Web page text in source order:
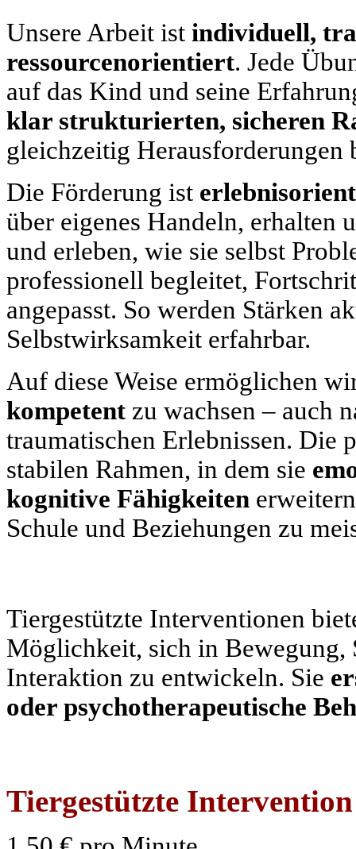
Unsere Arbeit ist individuell,
ressourcenorientiert. Jede
auf das Kind und seine
klar strukturierten, sicheren
gleichzeitig Herausforderungen
Die Förderung ist
über eigenes Handeln, erhalten
und erleben, wie sie selbst
professionell begleitet,
angepasst. So werden Stärken
Selbstwirksamkeit erfahrbar.
Auf diese Weise ermöglichen
kompetent zu wachsen – auch
traumatischen Erlebnissen. Die
stabilen Rahmen, in dem sie
kognitive Fähigkeiten
Schule und Beziehungen zu
Tiergestützte Interventionen
Möglichkeit, sich in Bewegung,
Interaktion zu entwickeln. Sie
oder psychotherapeutische
Tiergestützte Intervention